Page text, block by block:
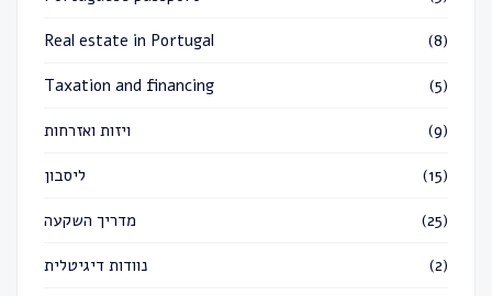
Real estate in Portugal (8)
Taxation and financing (5)
ויזות ואזרחות (9)
ליסבון (15)
מדריך השקעה (25)
נוודות דיגיטלית (2)